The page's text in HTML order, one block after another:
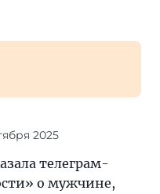
2025
телеграм-
о мужчине,